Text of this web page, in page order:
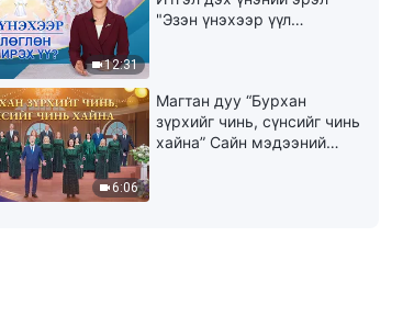
12:31
"Эзэн үнэхээр үүл
6:06
Магтан дуу “Бурхан
зүрхийг чинь, сүнсийг чинь
хайна” Сайн мэдээний